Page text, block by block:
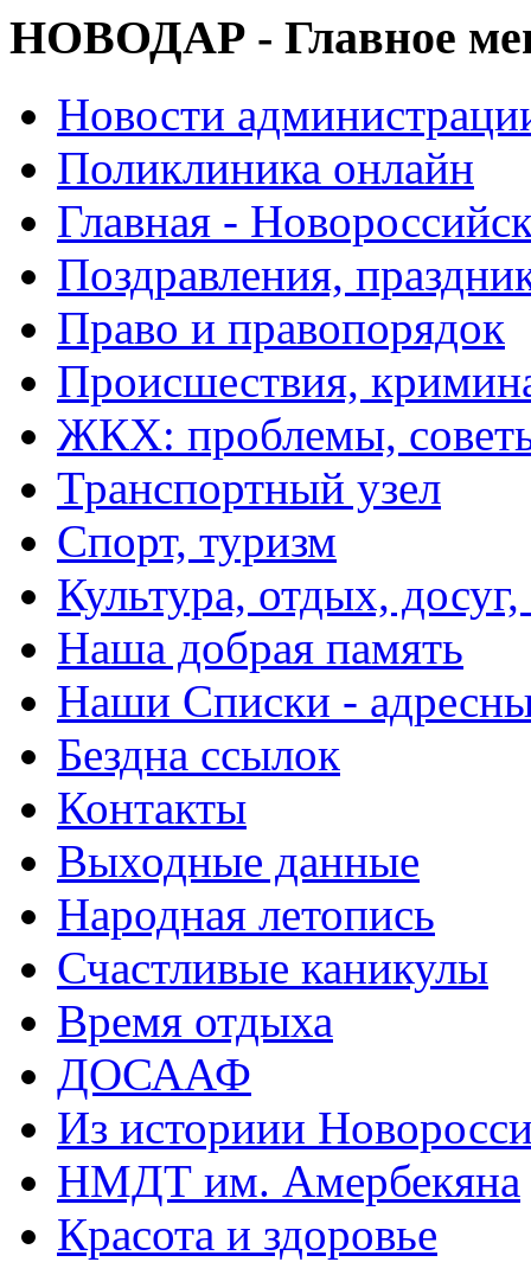
НОВОДАР - Главное
Новости
Поликлиника онлайн
Главная -
Поздравления,
Право и правопорядок
Происшествия,
ЖКХ: проблемы,
Транспортный узел
Спорт, туризм
Культура, отдых,
Наша добрая память
Наши Списки -
Бездна ссылок
Контакты
Выходные данные
Народная летопись
Счастливые каникулы
Время отдыха
ДОСААФ
Из историии
НМДТ им. Амербекяна
Красота и здоровье